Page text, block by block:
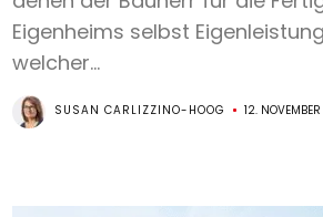
Eigenheims selbst
welcher...
SUSAN CARLIZZINO-HOOG 12.